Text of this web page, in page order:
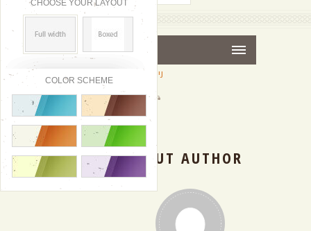
CHOOSE YOUR LAYOUT
COLOR SCHEME
MENU
SEP
2016
|
ABOUT AUTHOR